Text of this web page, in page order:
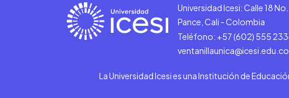
Universidad Icesi: Calle 18
Pance, Cali - Colombia
Teléfono: +57 (602) 555
ventanillaunica@icesi.edu.co
La Universidad Icesi es una Institución de